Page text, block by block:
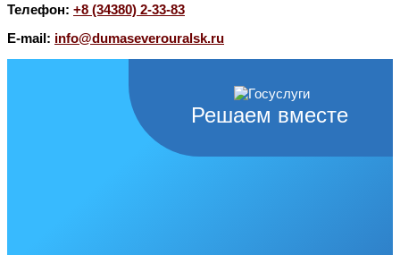
Телефон: +8 (34380) 2-33-83
E-mail: info@dumaseverouralsk.ru
Решаем вместе